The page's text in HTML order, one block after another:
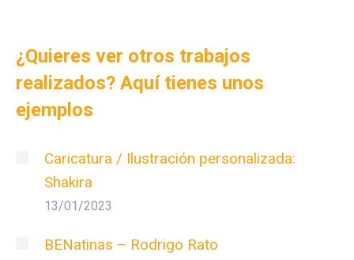
¿Quieres ver otros trabajos
realizados? Aquí tienes unos
ejemplos
Caricatura / Ilustración personalizada:
Shakira
13/01/2023
BENatinas – Rodrigo Rato